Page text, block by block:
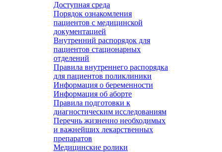
Доступная среда
Порядок ознакомления
пациентов с медицинской
документацией
Внутренний распорядок для
пациентов стационарных
отделений
Правила внутреннего распорядка
для пациентов поликлиники
Информация о беременности
Информация об аборте
Правила подготовки к
диагностическим исследованиям
Перечнь жизненно необходимых
и важнейших лекарственных
препаратов
Медицинские ролики